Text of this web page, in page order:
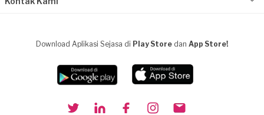
Download Aplikasi Sejasa di Play Store dan App Store!